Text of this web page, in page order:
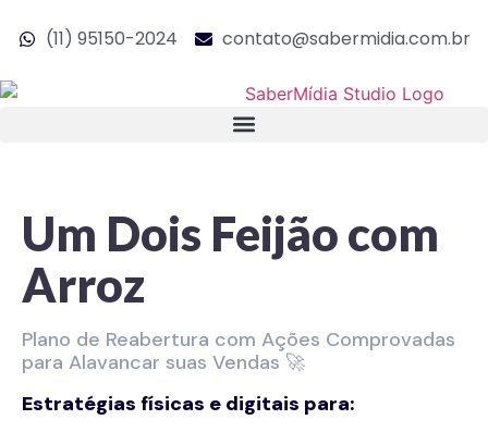
(11) 95150-2024 contato@sabermidia.com.br
Um Dois Feijão com
Arroz
Plano de Reabertura com Ações Comprovadas
para Alavancar suas Vendas 🚀
Estratégias físicas e digitais para: